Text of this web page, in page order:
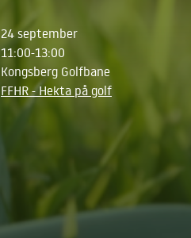
24 september
11:00-13:00
Kongsberg Golfbane
FFHR - Hekta på golf